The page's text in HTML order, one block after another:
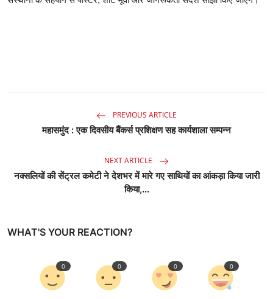
PREVIOUS ARTICLE
महासमुंद : एक दिवसीय बैंकर्स प्रशिक्षण सह कार्यशाला सम्पन्न
NEXT ARTICLE
नक्सलियों की सेंट्रल कमेटी ने देशभर में मारे गए साथियों का आंकड़ा किया जारी
किया,...
WHAT'S YOUR REACTION?
0 0 0 0